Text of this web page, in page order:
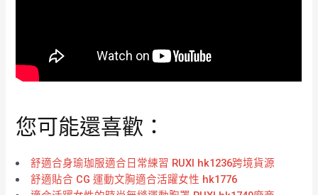
您可能還喜歡：
舒適合身瑜珈服適合日常練習 RUXI hk1236跨境貨源
舒適貼合 CG 運動文胸適合活躍女性 hk1776